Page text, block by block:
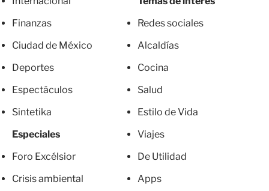
Finanzas
Ciudad de México
Deportes
Espectáculos
Sintetika
Especiales
Foro Excélsior
Crisis ambiental
Redes sociales
Alcaldías
Cocina
Salud
Estilo de Vida
Viajes
De Utilidad
Apps